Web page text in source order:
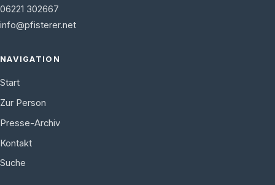
06221 302667
info@pfisterer.net
NAVIGATION
Start
Zur Person
Presse-Archiv
Kontakt
Suche